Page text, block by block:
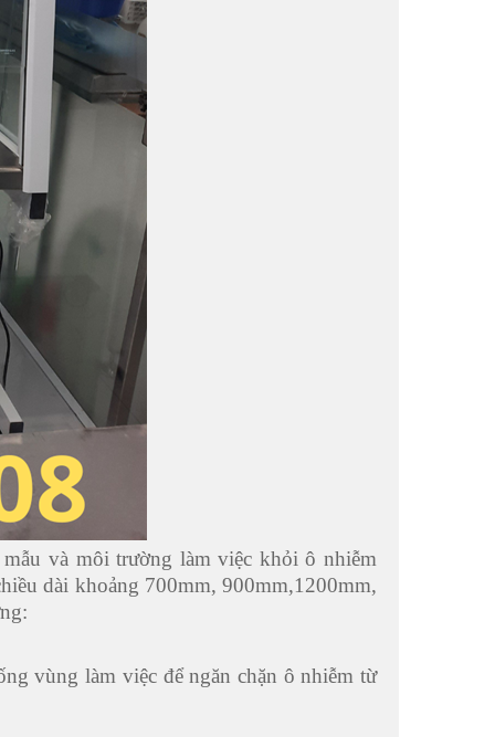
và môi trường làm việc khỏi ô nhiễm
dài khoảng 700mm, 900mm,1200mm,
vùng làm việc để ngăn chặn ô nhiễm từ